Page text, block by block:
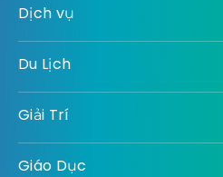
Dịch vụ
Du Lịch
Giải Trí
Giáo Dục